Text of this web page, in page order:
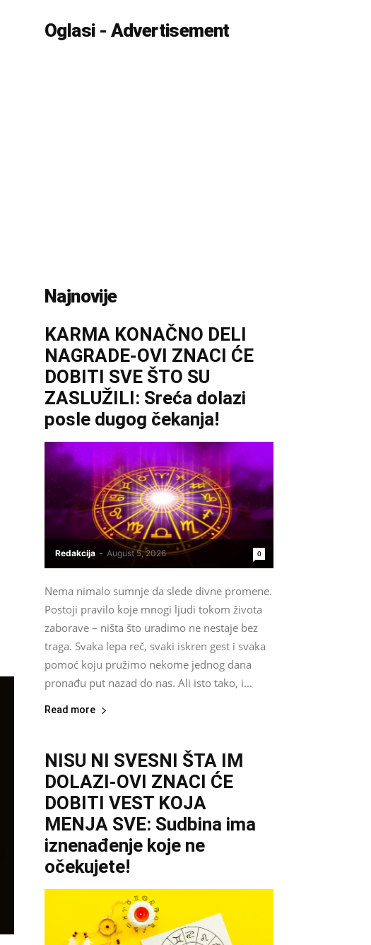
Oglasi - Advertisement
Najnovije
KARMA KONAČNO DELI
NAGRADE-OVI ZNACI ĆE
DOBITI SVE ŠTO SU
ZASLUŽILI: Sreća dolazi
posle dugog čekanja!
Redakcija - August 5, 2026 0
Nema nimalo sumnje da slede divne promene.
Postoji pravilo koje mnogi ljudi tokom života
zaborave – ništa što uradimo ne nestaje bez
traga. Svaka lepa reč, svaki iskren gest i svaka
pomoć koju pružimo nekome jednog dana
pronađu put nazad do nas. Ali isto tako, i...
Read more
NISU NI SVESNI ŠTA IM
DOLAZI-OVI ZNACI ĆE
DOBITI VEST KOJA
MENJA SVE: Sudbina ima
iznenađenje koje ne
očekujete!